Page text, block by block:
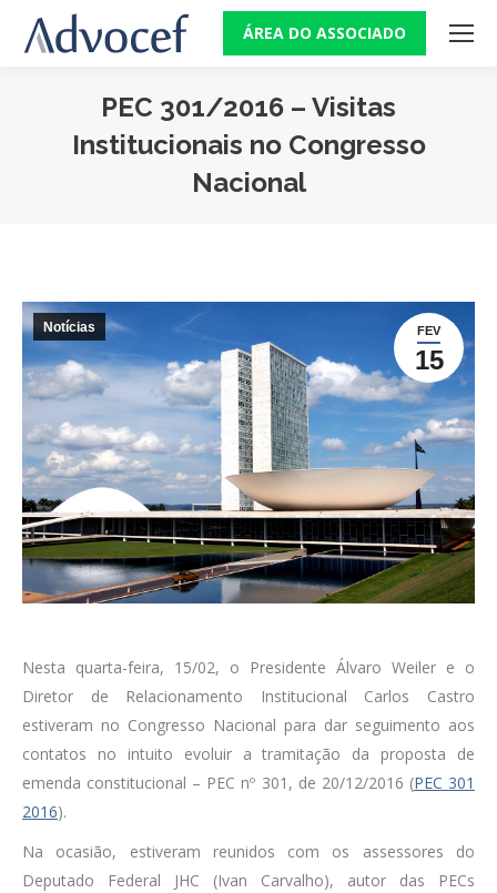
ÁREA DO ASSOCIADO
PEC 301/2016 – Visitas
Institucionais no Congresso
Nacional
FEV
15
Notícias
Nesta quarta-feira, 15/02, o Presidente Álvaro Weiler e o
Diretor de Relacionamento Institucional Carlos Castro
estiveram no Congresso Nacional para dar seguimento aos
contatos no intuito evoluir a tramitação da proposta de
emenda constitucional – PEC nº 301, de 20/12/2016 (PEC 301
2016).
Na ocasião, estiveram reunidos com os assessores do
Deputado Federal JHC (Ivan Carvalho), autor das PECs